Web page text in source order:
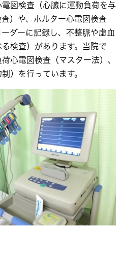
図検査（心臓に運動負荷を与
）や、ホルター心電図検査
ダーに記録し、不整脈や虚血
検査）があります。当院で
心電図検査（マスター法）、
）を行っています。